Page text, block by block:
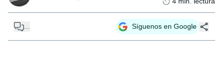
... Síguenos en Google